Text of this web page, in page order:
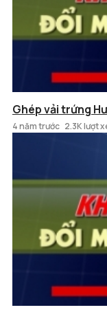
Ghép vải trứng
4 năm trước 2.3K lượt